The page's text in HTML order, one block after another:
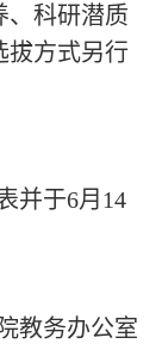
、科研潜质
拔方式另行
并于6月14
教务办公室